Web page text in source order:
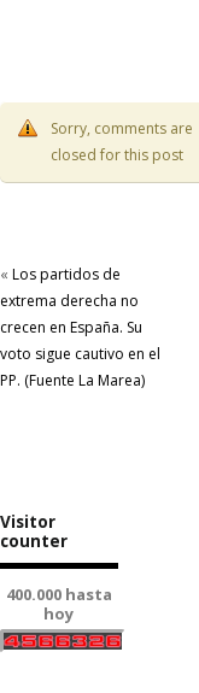
Sorry, comments are
closed for this post
« Los partidos de
extrema derecha no
crecen en España. Su
voto sigue cautivo en el
PP. (Fuente La Marea)
Visitor
counter
400.000 hasta
hoy